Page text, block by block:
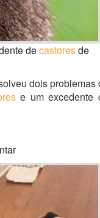
decastoresde
dois problemas
e um excedente